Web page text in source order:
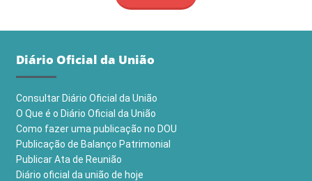
Diário Oficial da União
Consultar Diário Oficial da União
O Que é o Diário Oficial da União
Como fazer uma publicação no DOU
Publicação de Balanço Patrimonial
Publicar Ata de Reunião
Diário oficial da união de hoje